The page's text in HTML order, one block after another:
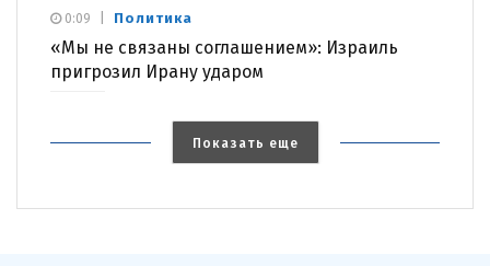
Политика
«Мы не связаны соглашением»: Израиль
пригрозил Ирану ударом
0:09
Показать еще